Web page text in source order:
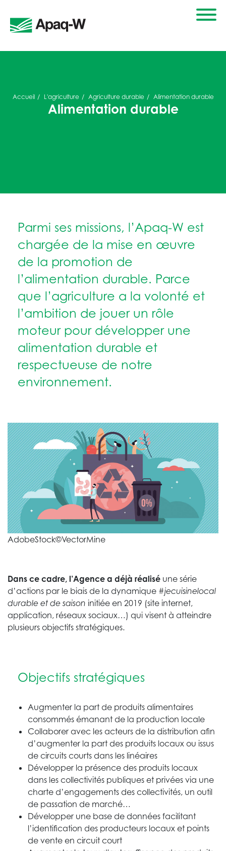
Accueil L'agriculture Agriculture durable Alimentation durable
Alimentation durable
Parmi ses missions, l’Apaq-W est
chargée de la mise en œuvre
de la promotion de
l’alimentation durable. Parce
que l’agriculture a la volonté et
l’ambition de jouer un rôle
moteur pour développer une
alimentation durable et
respectueuse de notre
environnement.
AdobeStock©VectorMine
Dans ce cadre, l’Agence a déjà réalisé une série
d’actions par le biais de la dynamique #jecuisinelocal
durable et de saison initiée en 2019 (site internet,
application, réseaux sociaux…) qui visent à atteindre
plusieurs objectifs stratégiques.
Objectifs stratégiques
Augmenter la part de produits alimentaires
consommés émanant de la production locale
Collaborer avec les acteurs de la distribution afin
d’augmenter la part des produits locaux ou issus
de circuits courts dans les linéaires
Développer la présence des produits locaux
dans les collectivités publiques et privées via une
charte d’engagements des collectivités, un outil
de passation de marché…
Développer une base de données facilitant
l’identification des producteurs locaux et points
de vente en circuit court